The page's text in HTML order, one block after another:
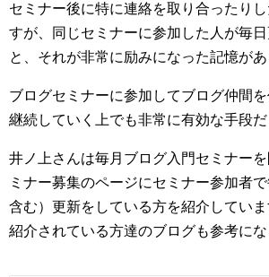
セミナー後に特に連絡を取り合ったり
すが、同じセミナーに参加した人が毎
と、それが非常に励みになった記憶があ
ブログセミナーに参加してブログ仲間
継続していく上でも非常に有効な手段だ
井ノ上さんは毎月ブログ入門セミナー
ミナー募集のページにセミナー参加者
含む）更新をしている方を紹介してい
紹介されている方達のブログも参考にな